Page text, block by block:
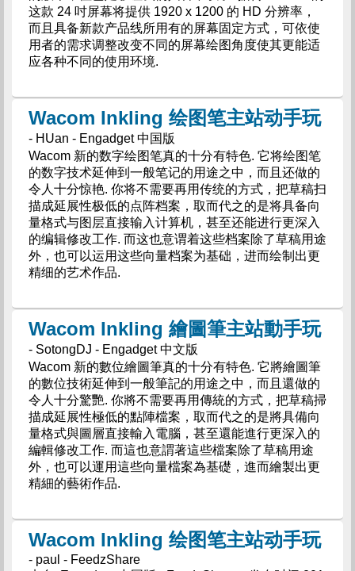
这款 24 吋屏幕将提供 1920 x 1200 的 HD 分辨率，
而且具备新款产品线所用有的屏幕固定方式，可依使
用者的需求调整改变不同的屏幕绘图角度使其更能适
应各种不同的使用环境.
Wacom Inkling 绘图笔主站动手玩
- HUan - Engadget 中国版
Wacom 新的数字绘图笔真的十分有特色. 它将绘图笔
的数字技术延伸到一般笔记的用途之中，而且还做的
令人十分惊艳. 你将不需要再用传统的方式，把草稿扫
描成延展性极低的点阵档案，取而代之的是将具备向
量格式与图层直接输入计算机，甚至还能进行更深入
的编辑修改工作. 而这也意谓着这些档案除了草稿用途
外，也可以运用这些向量档案为基础，进而绘制出更
精细的艺术作品.
Wacom Inkling 繪圖筆主站動手玩
- SotongDJ - Engadget 中文版
Wacom 新的數位繪圖筆真的十分有特色. 它將繪圖筆
的數位技術延伸到一般筆記的用途之中，而且還做的
令人十分驚艷. 你將不需要再用傳統的方式，把草稿掃
描成延展性極低的點陣檔案，取而代之的是將具備向
量格式與圖層直接輸入電腦，甚至還能進行更深入的
編輯修改工作. 而這也意謂著這些檔案除了草稿用途
外，也可以運用這些向量檔案為基礎，進而繪製出更
精細的藝術作品.
Wacom Inkling 绘图笔主站动手玩
- paul - FeedzShare